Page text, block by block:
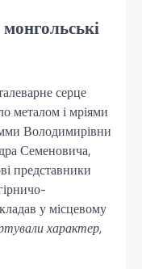
серце
металом і мріями
Володимирівни
Семеновича,
представники
у місцевому
характер,